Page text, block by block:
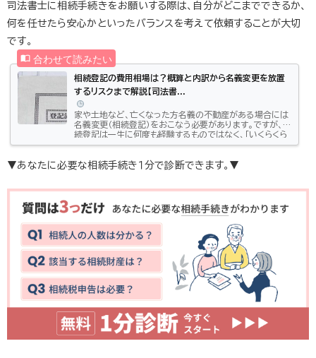
司法書士に相続手続きをお願いする際は、自分がどこまでできるか、
何を任せたら安心かといったバランスを考えて依頼することが大切
です。
相続登記の費用相場は？概算と内訳から名義変更を放置
するリスクまで解説【司法書...
家や土地など、亡くなった方名義の不動産がある場合には
名義変更（相続登記）をおこなう必要があります。ですが、相
続登記は一生に何度も経験するものではなく、「いくらくら
い費用がかかるのだろう？」と疑問に思う方も多いのでは
額 相続登記にかかる3種類の費用 相続登記の費用は誰が
説しますので、ぜひご参考にしてください。相続登記にかか
る費用とはまずは...
▼あなたに必要な相続手続き１分で診断できます。▼